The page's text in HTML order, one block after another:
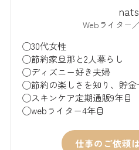
Webライター
◯30代女性
◯節約家旦那と2人暮らし
◯ディズニー好き夫婦
◯節約の楽しさを知り、貯金
◯スキンケア定期通販9年目
◯webライター4年目
仕事のご依頼